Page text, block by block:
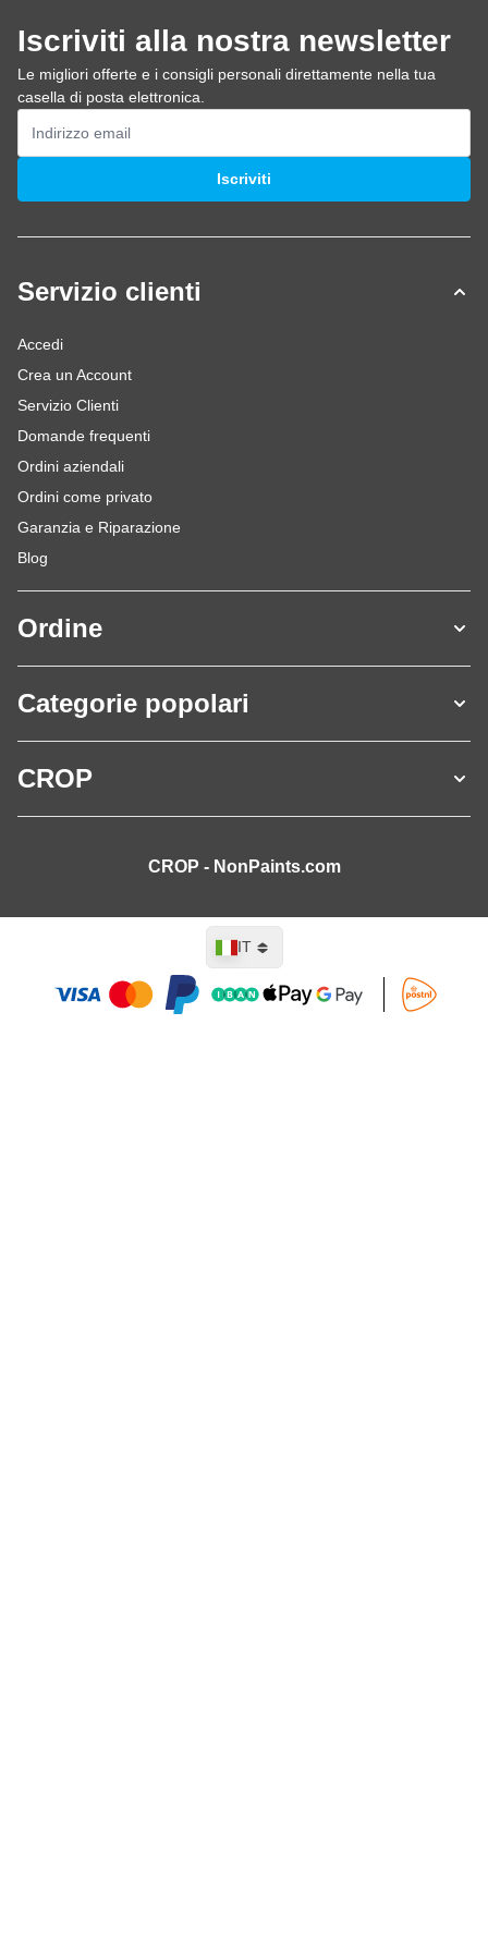
Iscriviti alla nostra newsletter
Le migliori offerte e i consigli personali direttamente nella tua
casella di posta elettronica.
Indirizzo email
Iscriviti
Servizio clienti
Accedi
Crea un Account
Servizio Clienti
Domande frequenti
Ordini aziendali
Ordini come privato
Garanzia e Riparazione
Blog
Ordine
Categorie popolari
CROP
CROP - NonPaints.com
Lingua
IT